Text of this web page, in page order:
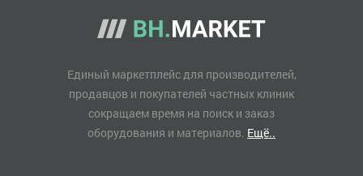
Единый маркетплейс для производителей,
продавцов и покупателей частных клиник
сокращаем время на поиск и заказ
оборудования и материалов. Ещё..